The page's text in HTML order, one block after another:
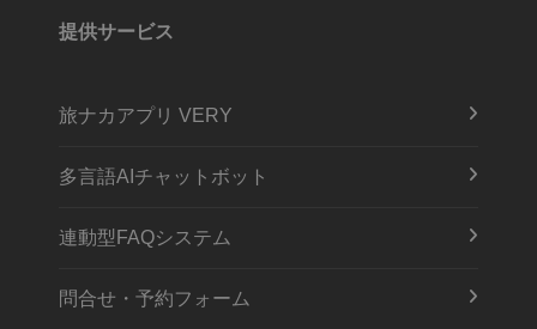
提供サービス
旅ナカアプリ VERY
多言語AIチャットボット
連動型FAQシステム
問合せ・予約フォーム